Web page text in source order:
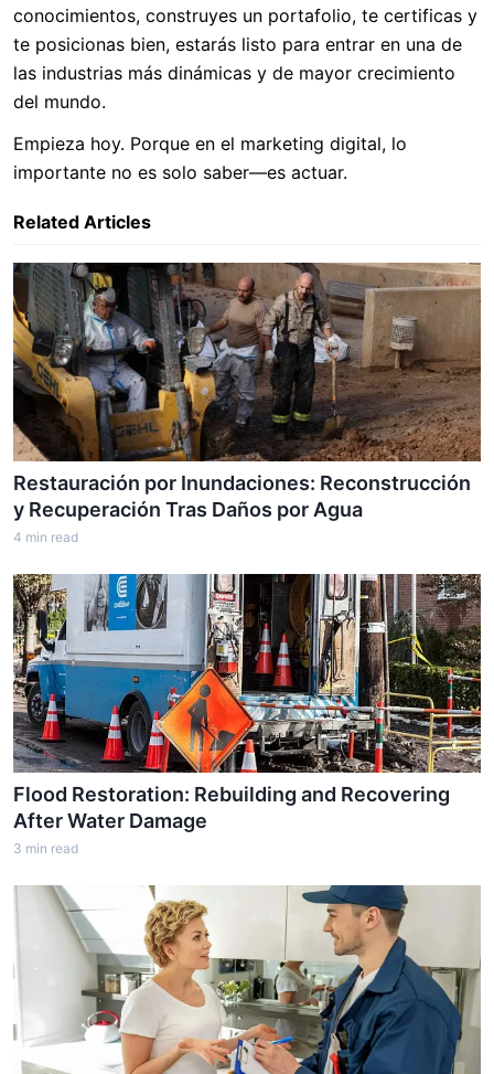
conocimientos, construyes un portafolio, te certificas y
te posicionas bien, estarás listo para entrar en una de
las industrias más dinámicas y de mayor crecimiento
del mundo.
Empieza hoy. Porque en el marketing digital, lo
importante no es solo saber—es actuar.
Related Articles
Restauración por Inundaciones: Reconstrucción
y Recuperación Tras Daños por Agua
4 min read
Flood Restoration: Rebuilding and Recovering
After Water Damage
3 min read